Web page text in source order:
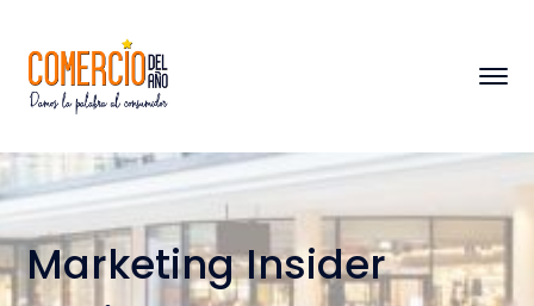
Marketing Insider